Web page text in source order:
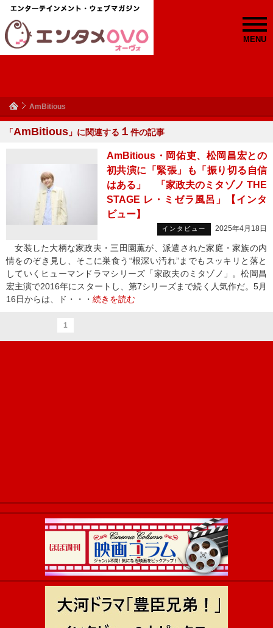
MENU
AmBitious
「AmBitious 」に関連する １ 件の記事
AmBitious・岡佑吏、松岡昌宏との
初共演に「緊張」も「振り切る自信
はある」 「家政夫のミタゾノ THE
STAGE レ・ミゼラ風呂」【インタ
ビュー】
インタビュー 2025年4月18日
女装した大柄な家政夫・三田園薫が、派遣された家庭・家族の内
情をのぞき見し、そこに巣食う“根深い汚れ”までもスッキリと落と
していくヒューマンドラマシリーズ「家政夫のミタゾノ」。松岡昌
宏主演で2016年にスタートし、第7シリーズまで続く人気作だ。5月
16日からは、ド・・・ 続きを読む
1